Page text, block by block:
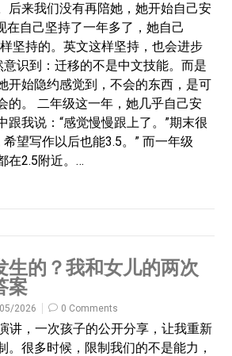
后来我们没有再陪她，她开始自己安
在自己坚持了一年多了，她自己
坚持的。英文这样坚持，也会进步
意识到：迁移的不是中文技能。而是
开始隐约感觉到，不会的东西，是可
的。 二年级这一年，她几乎自己安
跟我说：“感觉慢慢跟上了。”期末很
希望写作以后也能3.5。” 而一年级
在2.5附近。…
生的？我和女儿的两次
案
2026 0 Comments
讲，一次孩子的公开分享，让我重新
。很多时候，限制我们的不是能力，